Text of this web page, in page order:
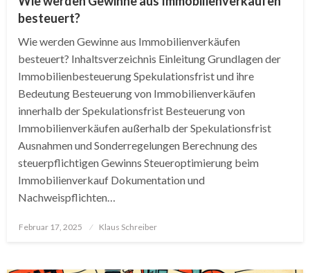
besteuert?
Wie werden Gewinne aus Immobilienverkäufen
besteuert? Inhaltsverzeichnis Einleitung Grundlagen der
Immobilienbesteuerung Spekulationsfrist und ihre
Bedeutung Besteuerung von Immobilienverkäufen
innerhalb der Spekulationsfrist Besteuerung von
Immobilienverkäufen außerhalb der Spekulationsfrist
Ausnahmen und Sonderregelungen Berechnung des
steuerpflichtigen Gewinns Steueroptimierung beim
Immobilienverkauf Dokumentation und
Nachweispflichten…
Posted
Februar 17, 2025 Klaus Schreiber